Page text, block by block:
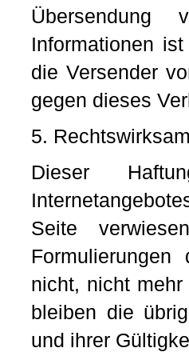
Übersendung
Informationen
die Versender
gegen dieses
5.
Dieser
Seite
nicht, nicht
bleiben die
und ihrer